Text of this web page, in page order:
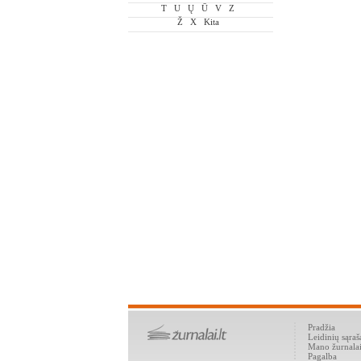
T
U Ų Ū V
Z
Ž
X Kita
Pradžia
Leidinių
Mano žurnalai
Pagalba